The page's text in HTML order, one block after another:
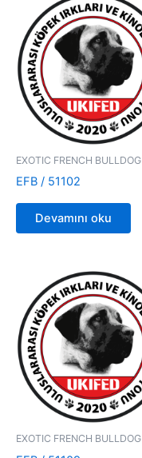
EXOTIC FRENCH BULLDOG
EFB / 51102
Devamını oku
EXOTIC FRENCH BULLDOG